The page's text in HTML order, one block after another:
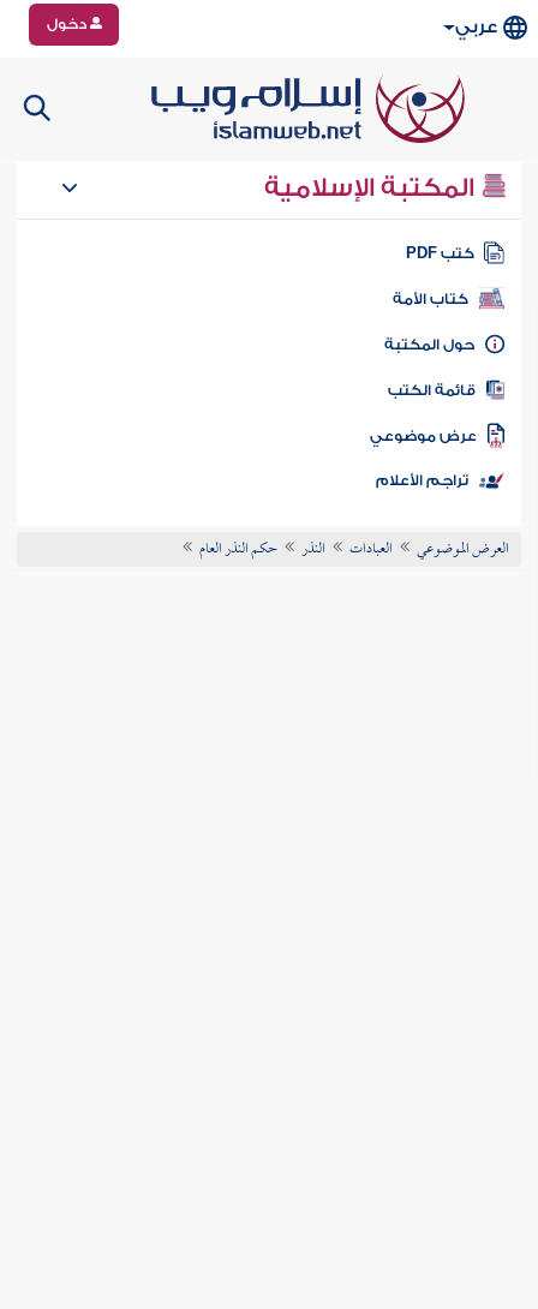
عربي دخول
المكتبة الإسلامية
كتب PDF
كتاب الأمة
المكتبة
الكتب
موضوعي
تراجم الأعلام
العرض الموضوعي العبادات النذر حكم النذر العام